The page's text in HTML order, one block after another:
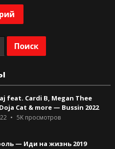
feat. Cardi B, Megan Thee
Cat & more — Bussin 2022
5Kпросмотров
— Иди на жизнь 2019